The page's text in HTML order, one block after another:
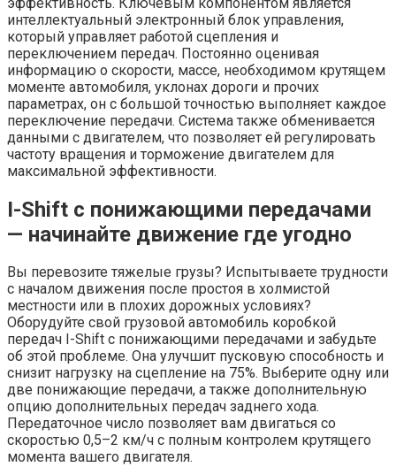
интеллектуальный электронный блок управления,
который управляет работой сцепления и
переключением передач. Постоянно оценивая
информацию о скорости, массе, необходимом крутящем
моменте автомобиля, уклонах дороги и прочих
параметрах, он с большой точностью выполняет каждое
переключение передачи. Система также обменивается
данными с двигателем, что позволяет ей регулировать
частоту вращения и торможение двигателем для
максимальной эффективности.
I-Shift с понижающими передачами
— начинайте движение где угодно
Вы перевозите тяжелые грузы? Испытываете трудности
с началом движения после простоя в холмистой
местности или в плохих дорожных условиях?
Оборудуйте свой грузовой автомобиль коробкой
передач I-Shift с понижающими передачами и забудьте
об этой проблеме. Она улучшит пусковую способность и
снизит нагрузку на сцепление на 75%. Выберите одну или
две понижающие передачи, а также дополнительную
опцию дополнительных передач заднего хода.
Передаточное число позволяет вам двигаться со
скоростью 0,5–2 км/ч с полным контролем крутящего
момента вашего двигателя.